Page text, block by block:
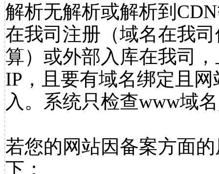
解析无解析或解析到
在我司注册（域名在我
算）或外部入库在我司
IP，且要有域名绑定且
入。系统只检查www域
若您的网站因备案方面
下：